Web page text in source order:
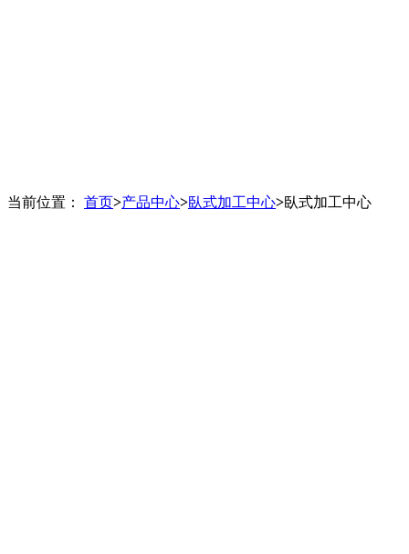
当前位置： 首页>产品中心>臥式加工中心>臥式加工中心